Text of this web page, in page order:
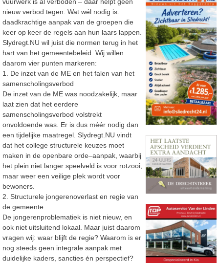
vuurwerk is al verboden – daar helpt geen
nieuw verbod tegen. Wat wél nodig is:
daadkrachtige aanpak van de groepen die
keer op keer de regels aan hun laars lappen.
Slydregt.NU wil juist die normen terug in het
hart van het gemeentebeleid. Wij willen
daarom vier punten markeren:
1. De inzet van de ME en het falen van het
samenscholingsverbod
De inzet van de ME was noodzakelijk, maar
laat zien dat het eerdere
samenscholingsverbod volstrekt
onvoldoende was. Er is dus méér nodig dan
een tijdelijke maatregel. Slydregt.NU vindt
dat het college structurele keuzes moet
maken in de openbare orde–aanpak, waarbij
het plein niet langer speelveld is voor rotzooi,
maar weer een veilige plek wordt voor
bewoners.
2. Structurele jongerenoverlast en regie van
de gemeente
De jongerenproblematiek is niet nieuw, en
ook niet uitsluitend lokaal. Maar juist daarom
vragen wij: waar blijft de regie? Waarom is er
nog steeds geen integrale aanpak met
duidelijke kaders, sancties én perspectief?